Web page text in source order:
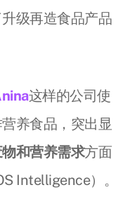
级再造食品产品
这样的公司使
养食品，突出显
和营养需求方面
Intelligence）。